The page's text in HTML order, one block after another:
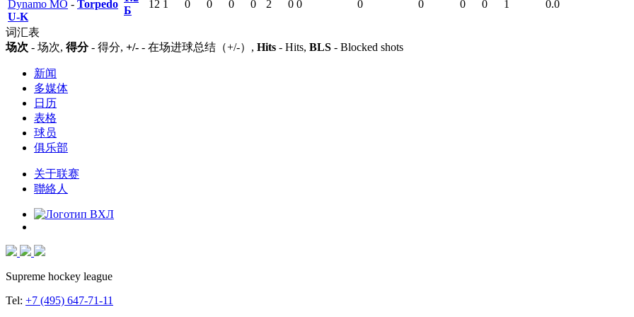
Dynamo MO - Torpedo
U-K
Б
12 1 0 0 0 0 2 0 0 0 0 0 0 1 0.0
词汇表
场次 - 场次, 得分- 得分, +/- - 在场进球总结（+/-）, Hits - Hits, BLS - Blocked shots
新闻
多媒体
日历
表格
球员
俱乐部
关于联赛
聯絡人
Supreme hockey league
Tel: +7 (495) 647-71-11